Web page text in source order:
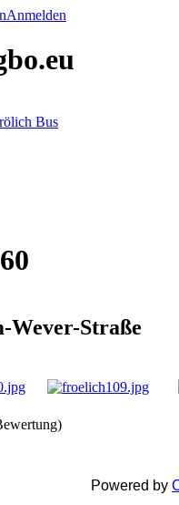
Anmelden
Bus
Wever-Straße
Powered by